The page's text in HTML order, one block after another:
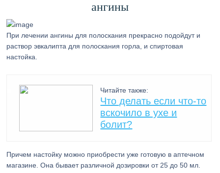
ангины
При лечении ангины для полоскания прекрасно подойдут и
раствор эвкалипта для полоскания горла, и спиртовая
настойка.
Читайте также:
Что делать если что-то
вскочило в ухе и
болит?
Причем настойку можно приобрести уже готовую в аптечном
магазине. Она бывает различной дозировки от 25 до 50 мл.